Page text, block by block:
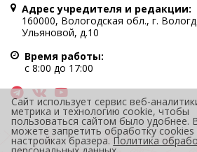
Политика в отношении обработки
При полном или частичном
портала гиперссылка на cultinfo.ru
Редакция не несет ответственности
информации, содержащейся в
12+
Адрес учредителя и редакции:
160000, Вологодская обл., г.
Ульяновой, д.10
Время работы:
с 8:00 до 17:00
Сайт использует сервис веб-
метрика и технологию cookie, чтобы
пользоваться сайтом было удобнее.
можете запретить обработку cookies
настройках бразера. Политика